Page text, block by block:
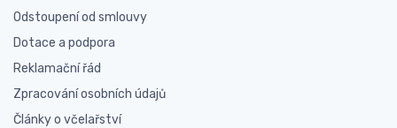
Odstoupení od smlouvy
Dotace a podpora
Reklamační řád
Zpracování osobních údajů
Články o včelařství